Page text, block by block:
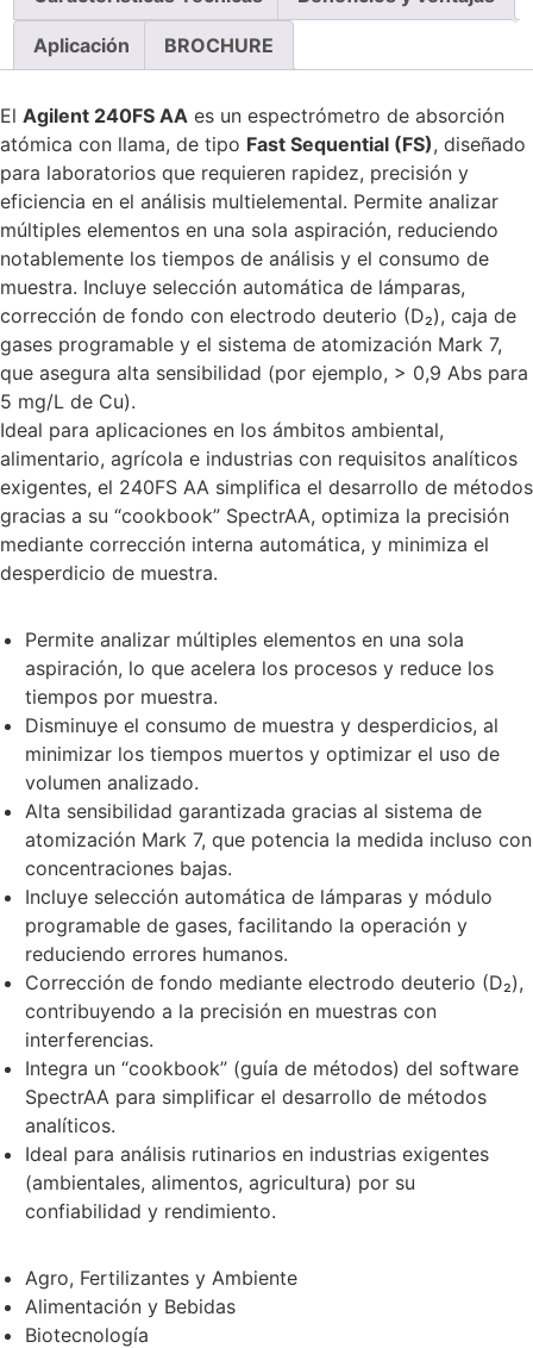
Aplicación BROCHURE
El Agilent 240FS AA es un espectrómetro de absorción
atómica con llama, de tipo Fast Sequential (FS), diseñado
para laboratorios que requieren rapidez, precisión y
eficiencia en el análisis multielemental. Permite analizar
múltiples elementos en una sola aspiración, reduciendo
notablemente los tiempos de análisis y el consumo de
muestra. Incluye selección automática de lámparas,
corrección de fondo con electrodo deuterio (D₂), caja de
gases programable y el sistema de atomización Mark 7,
que asegura alta sensibilidad (por ejemplo, > 0,9 Abs para
5 mg/L de Cu).
Ideal para aplicaciones en los ámbitos ambiental,
alimentario, agrícola e industrias con requisitos analíticos
exigentes, el 240FS AA simplifica el desarrollo de métodos
gracias a su “cookbook” SpectrAA, optimiza la precisión
mediante corrección interna automática, y minimiza el
desperdicio de muestra.
Permite analizar múltiples elementos en una sola
aspiración, lo que acelera los procesos y reduce los
tiempos por muestra.
Disminuye el consumo de muestra y desperdicios, al
minimizar los tiempos muertos y optimizar el uso de
volumen analizado.
Alta sensibilidad garantizada gracias al sistema de
atomización Mark 7, que potencia la medida incluso con
concentraciones bajas.
Incluye selección automática de lámparas y módulo
programable de gases, facilitando la operación y
reduciendo errores humanos.
Corrección de fondo mediante electrodo deuterio (D₂),
contribuyendo a la precisión en muestras con
interferencias.
Integra un “cookbook” (guía de métodos) del software
SpectrAA para simplificar el desarrollo de métodos
analíticos.
Ideal para análisis rutinarios en industrias exigentes
(ambientales, alimentos, agricultura) por su
confiabilidad y rendimiento.
Agro, Fertilizantes y Ambiente
Alimentación y Bebidas
Biotecnología